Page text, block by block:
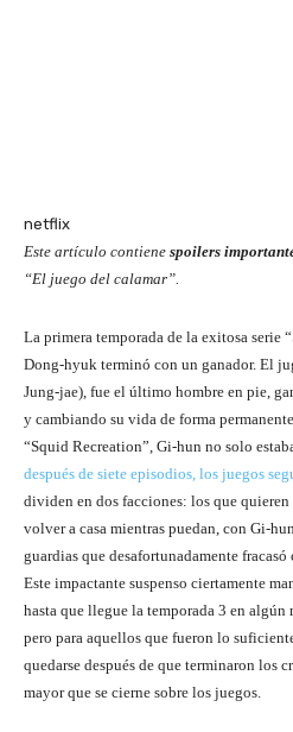
netflix
Este artículo contiene spoilers
“El juego del calamar”.
La primera temporada de la exitosa serie
Dong-hyuk terminó con un ganador. El
Jung-jae), fue el último hombre en pie,
y cambiando su vida de forma
“Squid Recreation”, Gi-hun no solo
después de siete episodios, los juegos
dividen en dos facciones: los que
volver a casa mientras puedan, con Gi-
guardias que desafortunadamente
Este impactante suspenso ciertamente
hasta que llegue la temporada 3 en algún
pero para aquellos que fueron lo
quedarse después de que terminaron los
mayor que se cierne sobre los juegos.